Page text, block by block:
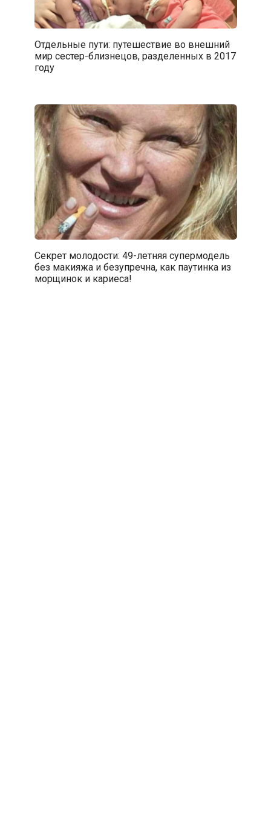
Отдельные пути: путешествие во внешний
мир сестер-близнецов, разделенных в 2017
году
Секрет молодости: 49-летняя супермодель
без макияжа и безупречна, как паутинка из
морщинок и кариеса!